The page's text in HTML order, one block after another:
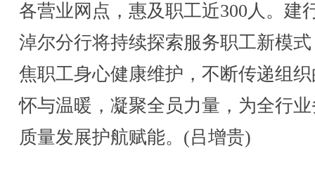
各营业网点，惠及职工近300人。建
淖尔分行将持续探索服务职工新模
焦职工身心健康维护，不断传递组
怀与温暖，凝聚全员力量，为全行
质量发展护航赋能。(吕增贵)